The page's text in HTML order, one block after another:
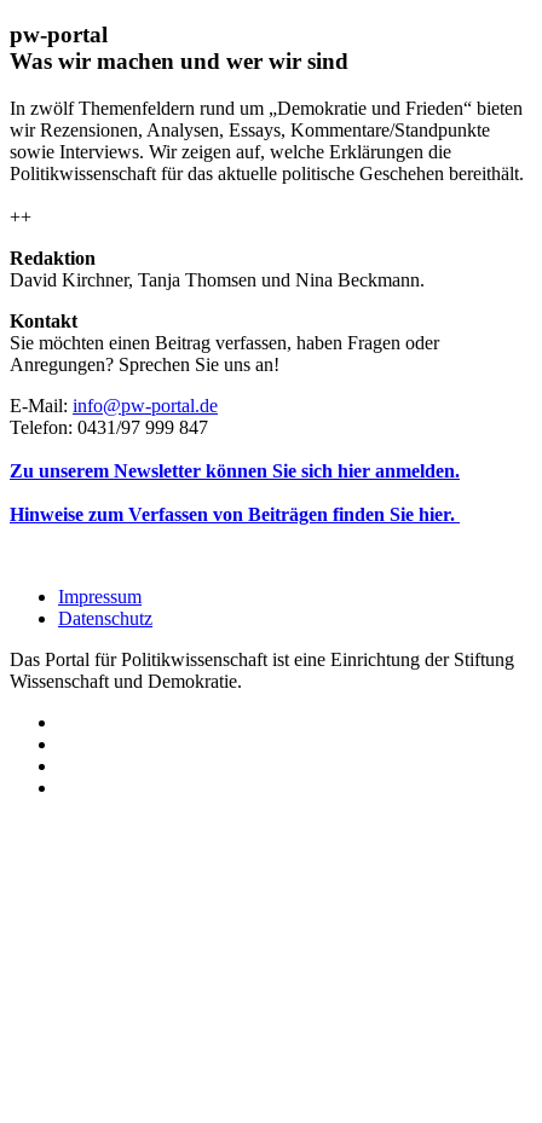
pw-portal
Was wir machen und wer wir sind
In zwölf Themenfeldern rund um „Demokratie und Frieden“ bieten
wir Rezensionen, Analysen, Essays, Kommentare/Standpunkte
sowie Interviews. Wir zeigen auf, welche Erklärungen die
Politikwissenschaft für das aktuelle politische Geschehen bereithält.
++
Redaktion
David Kirchner, Tanja Thomsen und Nina Beckmann.
Kontakt
Sie möchten einen Beitrag verfassen, haben Fragen oder
Anregungen? Sprechen Sie uns an!
E-Mail: info@pw-portal.de
Telefon: 0431/97 999 847
Zu unserem Newsletter können Sie sich hier anmelden.
Hinweise zum Verfassen von Beiträgen finden Sie hier.
Impressum
Datenschutz
Das Portal für Politikwissenschaft ist eine Einrichtung der Stiftung
Wissenschaft und Demokratie.